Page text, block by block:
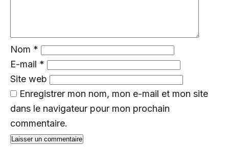
Nom *
E-mail *
Site web
Enregistrer mon nom, mon e-mail et mon site
dans le navigateur pour mon prochain
commentaire.